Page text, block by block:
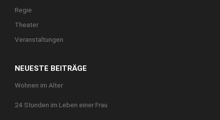
Regie
Theater
Veranstaltungen
NEUESTE BEITRÄGE
Wohnen im Alter
24 Stunden im Leben einer Frau